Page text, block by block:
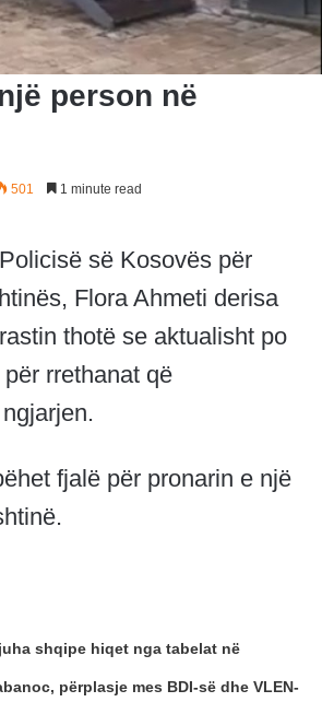
person në
501 1 minute read
së Kosovës për
Flora Ahmeti derisa
thotë se aktualisht po
rrethanat që
fjalë për pronarin e një
shqipe hiqet nga tabelat në
përplasje mes BDI-së dhe VLEN-